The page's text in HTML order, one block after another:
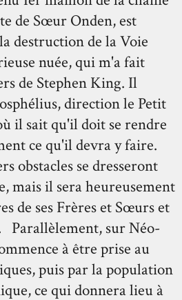
de Sœur Onden, est
destruction de la Voie
nuée, qui m'a fait
de Stephen King. Il
direction le Petit
il sait qu'il doit se rendre
ce qu'il devra y faire.
obstacles se dresseront
mais il sera heureusement
de ses Frères et Sœurs et
Parallèlement, sur Néo-
à être prise au
puis par la population
ce qui donnera lieu à